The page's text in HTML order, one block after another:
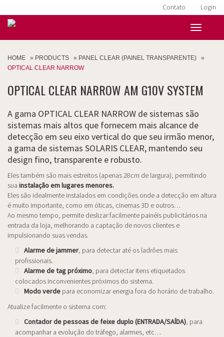
Login
Contato
HOME » PRODUCTS » PANEL CLEAR (PAINEL TRANSPARENTE)
»
OPTICAL CLEAR NARROW
OPTICAL CLEAR NARROW AM G10V SYSTEM
A gama OPTICAL CLEAR NARROW de sistemas são
sistemas mais altos que fornecem mais alcance de
detecção em seu eixo vertical do que seu irmão menor,
a gama de sistemas SOLARIS CLEAR, mantendo seu
design fino, transparente e robusto.
Eles também são mais estreitos (apenas 28cm de largura), permitindo
sua instalação em lugares menores.
Eles são idealmente instalados em condições onde a detecção em altura
é muito importante, como em óticas, cinemas 3D e outros…
Ao mesmo tempo, permite deslizar facilmente painéis publicitários na
entrada da loja, melhorando a captação de novos clientes e
impulsionando suas vendas.
Alarme de jammer, para detectar até os ladrões mais
profissionais.
Alarme de tag próximo, para detectar itens etiquetados
colocados inconvenientes próximos do sistema.
Modo verde para economizar energia fora do horário de trabalho.
Atualize facilmente o sistema com:
Contador de pessoas de feixe duplo (ENTRADA/SAÍDA), para
acompanhar a evolução do tráfego, alarmes, etc…